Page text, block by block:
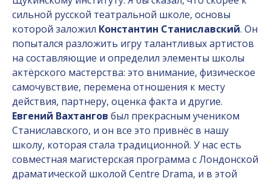
сильной русской театральной школе, основы
которой заложил Константин Станиславский. Он
попытался разложить игру талантливых артистов
на составляющие и определил элементы школы
актёрского мастерства: это внимание, физическое
самочувствие, перемена отношения к месту
действия, партнеру, оценка факта и другие.
Евгений Вахтангов был прекрасным учеником
Станиславского, и он все это привнёс в нашу
школу, которая стала традиционной. У нас есть
совместная магистерская программа с Лондонской
драматической школой Centre Drama, и в этой